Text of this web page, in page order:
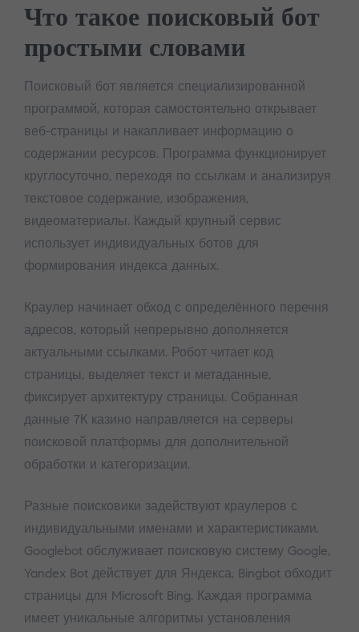
Что такое поисковый бот
простыми словами
Поисковый бот является специализированной
программой, которая самостоятельно открывает
веб-страницы и накапливает информацию о
содержании ресурсов. Программа функционирует
круглосуточно, переходя по ссылкам и анализируя
текстовое содержание, изображения,
видеоматериалы. Каждый крупный сервис
использует индивидуальных ботов для
формирования индекса данных.
Краулер начинает обход с определённого перечня
адресов, который непрерывно дополняется
актуальными ссылками. Робот читает код
страницы, выделяет текст и метаданные,
фиксирует архитектуру страницы. Собранная
данные 7К казино направляется на серверы
поисковой платформы для дополнительной
обработки и категоризации.
Разные поисковики задействуют краулеров с
индивидуальными именами и характеристиками.
Googlebot обслуживает поисковую систему Google,
Yandex Bot действует для Яндекса, Bingbot обходит
страницы для Microsoft Bing. Каждая программа
имеет уникальные алгоритмы установления